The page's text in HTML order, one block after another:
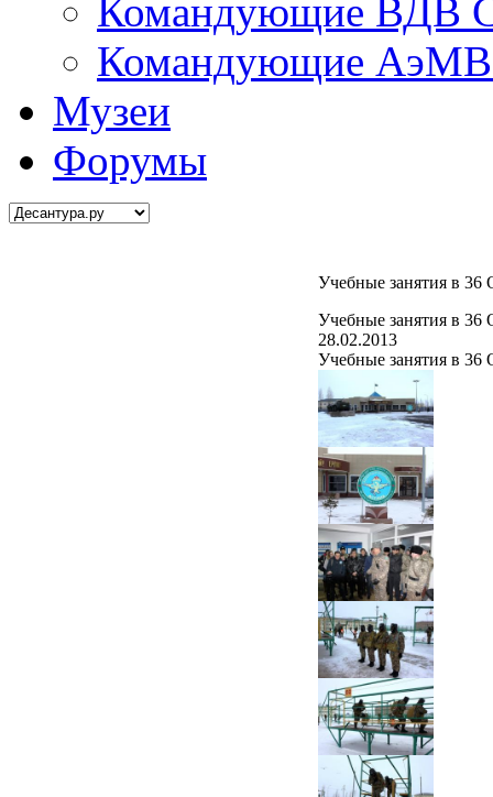
Командующие ВДВ
Командующие АэМВ
Музеи
Форумы
Учебные занятия в
Учебные занятия в
28.02.2013
Учебные занятия в